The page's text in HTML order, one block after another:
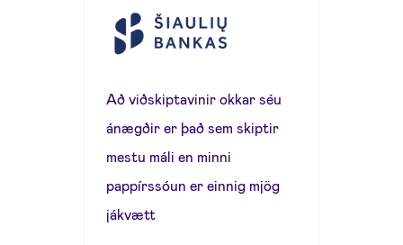
Að viðskiptavinir okkar séu
ánægðir er það sem skiptir
mestu máli en minni
pappírssóun er einnig mjög
jákvætt